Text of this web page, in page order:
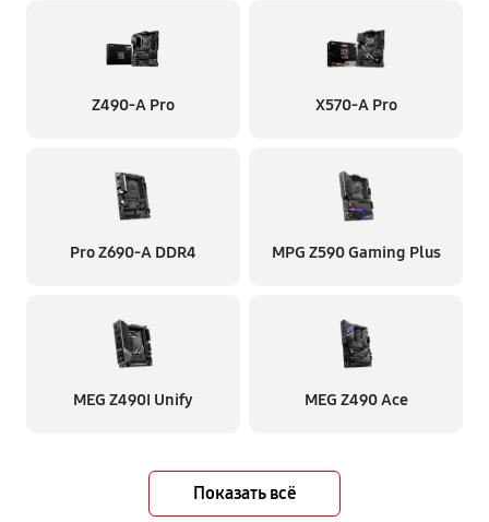
Z490-A Pro X570-A Pro
Pro Z690-A DDR4 MPG Z590 Gaming Plus
MEG Z490I Unify MEG Z490 Ace
Показать всё